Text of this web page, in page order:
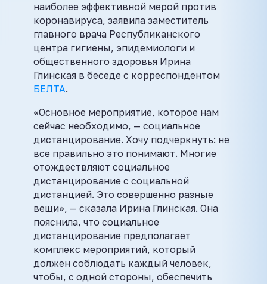
наиболее эффективной мерой против
коронавируса, заявила заместитель
главного врача Республиканского
центра гигиены, эпидемиологи и
общественного здоровья Ирина
Глинская в беседе с корреспондентом
БЕЛТА.
«Основное мероприятие, которое нам
сейчас необходимо, — социальное
дистанцирование. Хочу подчеркнуть: не
все правильно это понимают. Многие
отождествляют социальное
дистанцирование с социальной
дистанцией. Это совершенно разные
вещи», — сказала Ирина Глинская. Она
пояснила, что социальное
дистанцирование предполагает
комплекс мероприятий, который
должен соблюдать каждый человек,
чтобы, с одной стороны, обеспечить